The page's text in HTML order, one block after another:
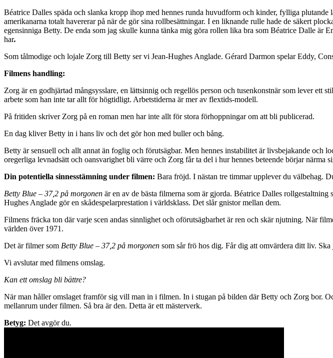
Béatrice Dalles späda och slanka kropp ihop med hennes runda huvudform och kinder, fylliga
amerikanarna totalt havererar på när de gör sina rollbesättningar. I en liknande rulle hade de säkert
egensinniga Betty. De enda som jag skulle kunna tänka mig göra rollen lika bra som Béatrice Dalle är
har.
Som tålmodige och lojale Zorg till Betty ser vi Jean-Hughes Anglade. Gérard Darmon spelar Eddy,
Filmens handling:
Zorg är en godhjärtad mångsysslare, en lättsinnig och regellös person och tusenkonstnär som lever ett
arbete som han inte tar allt för högtidligt. Arbetstiderna är mer av flextids-modell.
På fritiden skriver Zorg på en roman men har inte allt för stora förhoppningar om att bli publicerad.
En dag kliver Betty in i hans liv och det gör hon med buller och bång.
Betty är sensuell och allt annat än foglig och förutsägbar. Men hennes instabilitet är livsbejakande
oregerliga levnadsätt och oansvarighet bli värre och Zorg får ta del i hur hennes beteende börjar närma
Din potentiella sinnesstämning under filmen: Bara fröjd. I nästan tre timmar upplever du välbehag.
Betty Blue – 37,2 på morgonen är en av de bästa filmerna som är gjorda. Béatrice Dalles
Hughes Anglade gör en skådespelarprestation i världsklass. Det slår gnistor mellan dem.
Filmens fräcka ton där varje scen andas sinnlighet och oförutsägbarhet är ren och skär njutning. När
världen över 1971.
Det är filmer som Betty Blue – 37,2 på morgonen som sår frö hos dig. Får dig att omvärdera ditt liv.
Vi avslutar med filmens omslag.
Kan ett omslag bli bättre?
När man håller omslaget framför sig vill man in i filmen. In i stugan på bilden där Betty och Zorg bor.
mellanrum under filmen. Så bra är den. Detta är ett mästerverk.
Betyg: Det avgör du.